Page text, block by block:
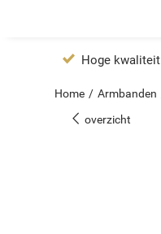
Hoge kwaliteit
Home / Armbanden
overzicht